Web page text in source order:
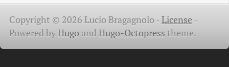
Copyright © 2026 Lucio Bragagnolo -License -
Powered byHugo and Hugo-Octopress theme.